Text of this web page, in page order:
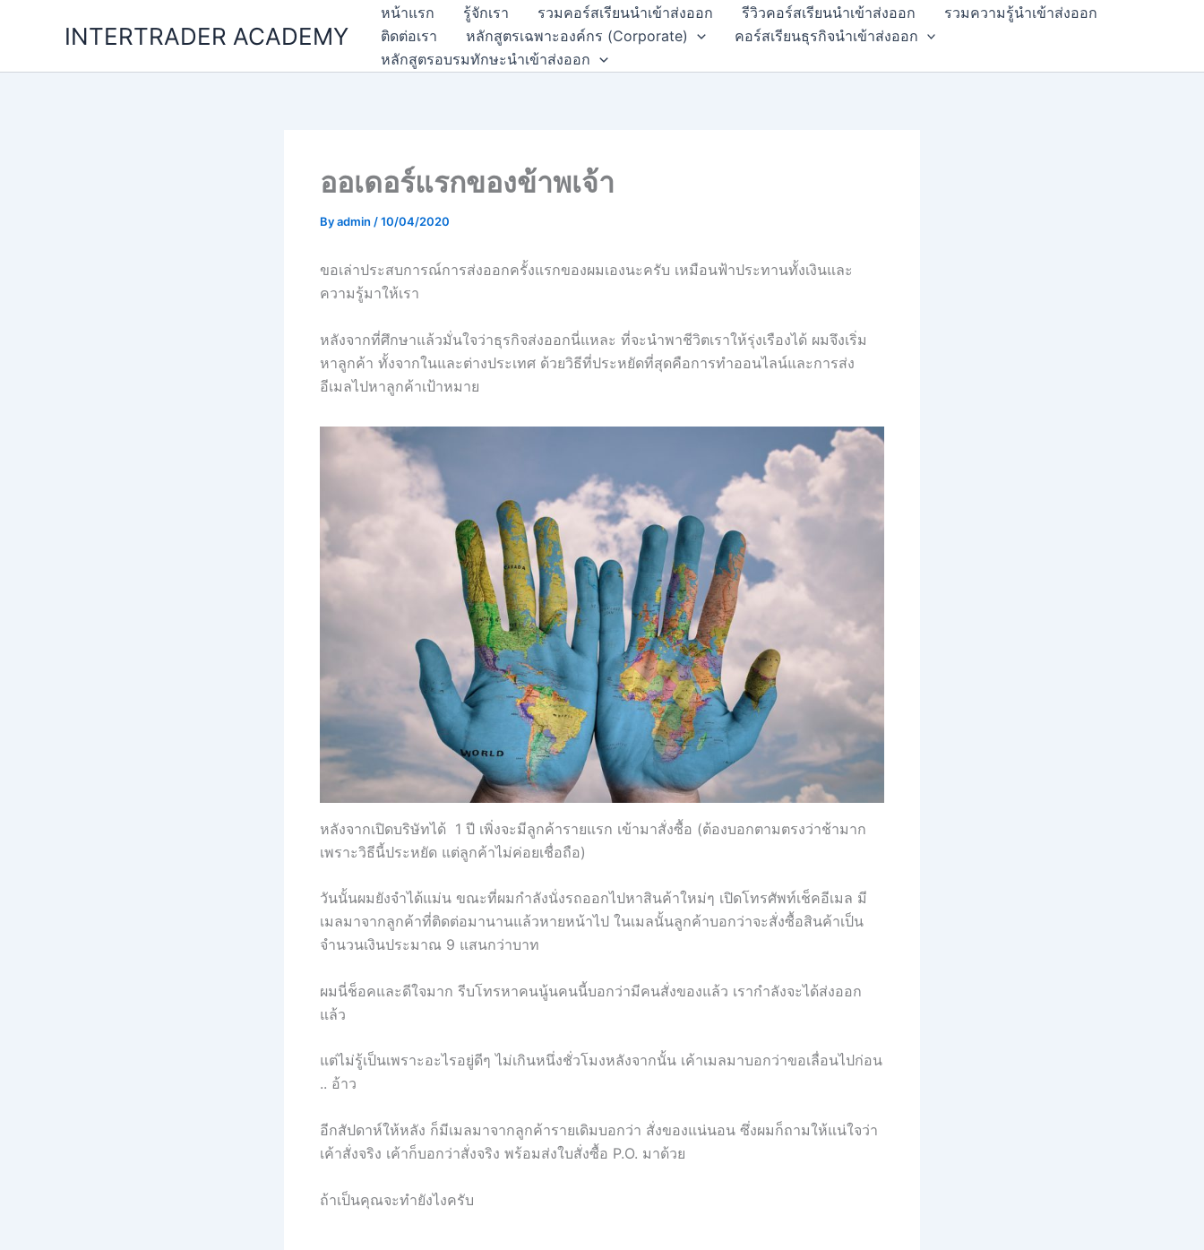
INTERTRADER ACADEMY
หน้าแรก รู้จักเรา รวมคอร์สเรียนนำเข้าส่งออก รีวิวคอร์สเรียนนำเข้าส่งออก
รวมความรู้นำเข้าส่งออก
ติดต่อเรา
หลักสูตรเฉพาะองค์กร (Corporate)
คอร์สเรียนธุรกิจนำเข้าส่งออก
หลักสูตรอบรมทักษะนำเข้าส่งออก
ออเดอร์แรกของข้าพเจ้า
Byadmin /10/04/2020
ขอเล่าประสบการณ์การส่งออกครั้งแรกของผมเองนะครับ เหมือนฟ้าประทานทั้งเงินและ
ความรู้มาให้เรา
หลังจากที่ศึกษาแล้วมั่นใจว่าธุรกิจส่งออกนี่แหละ ที่จะนำพาชีวิตเราให้รุ่งเรืองได้ ผมจึงเริ่ม
หาลูกค้า ทั้งจากในและต่างประเทศ ด้วยวิธีที่ประหยัดที่สุดคือการทำออนไลน์และการส่ง
อีเมลไปหาลูกค้าเป้าหมาย
หลังจากเปิดบริษัทได้ 1 ปี เพิ่งจะมีลูกค้ารายแรก เข้ามาสั่งซื้อ (ต้องบอกตามตรงว่าช้ามาก
เพราะวิธีนี้ประหยัด แต่ลูกค้าไม่ค่อยเชื่อถือ)
วันนั้นผมยังจำได้แม่น ขณะที่ผมกำลังนั่งรถออกไปหาสินค้าใหม่ๆ เปิดโทรศัพท์เช็คอีเมล มี
เมลมาจากลูกค้าที่ติดต่อมานานแล้วหายหน้าไป ในเมลนั้นลูกค้าบอกว่าจะสั่งซื้อสินค้าเป็น
จำนวนเงินประมาณ 9 แสนกว่าบาท
ผมนี่ช็อคและดีใจมาก รีบโทรหาคนนู้นคนนี้บอกว่ามีคนสั่งของแล้ว เรากำลังจะได้ส่งออก
แล้ว
แต่ไม่รู้เป็นเพราะอะไรอยู่ดีๆ ไม่เกินหนึ่งชั่วโมงหลังจากนั้น เค้าเมลมาบอกว่าขอเลื่อนไปก่อน
.. อ้าว
อีกสัปดาห์ให้หลัง ก็มีเมลมาจากลูกค้ารายเดิมบอกว่า สั่งของแน่นอน ซึ่งผมก็ถามให้แน่ใจว่า
เค้าสั่งจริง เค้าก็บอกว่าสั่งจริง พร้อมส่งใบสั่งซื้อ P.O. มาด้วย
ถ้าเป็นคุณจะทำยังไงครับ